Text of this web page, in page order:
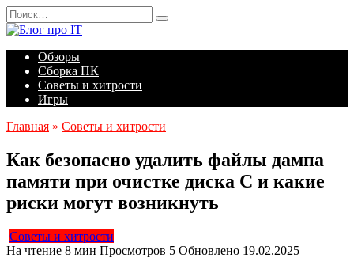
Перейти
к
содержанию
Search
for:
Обзоры
Сборка ПК
Советы и хитрости
Игры
Главная » Советы и хитрости
Как безопасно удалить файлы дампа
памяти при очистке диска С и какие
риски могут возникнуть
Советы и хитрости
На чтение 8 мин Просмотров 5 Обновлено 19.02.2025